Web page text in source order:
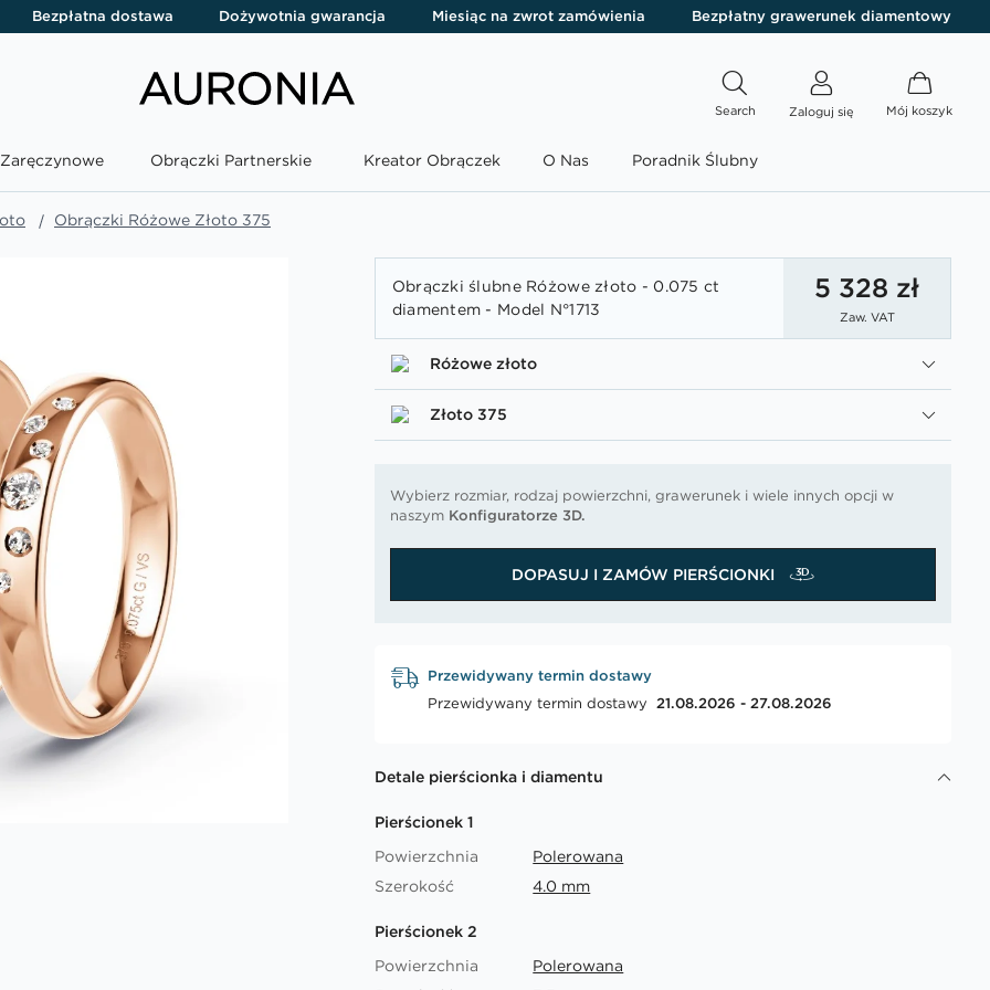
Bezpłatna dostawa Dożywotnia gwarancja Miesiąc na zwrot zamówienia Bezpłatny grawerunek diamentowy
Search Zaloguj się Mój koszyk
Obrączki Partnerskie Kreator Obrączek O Nas Poradnik Ślubny
Obrączki Różowe Złoto 375
Obrączki ślubne Różowe złoto - 0.075 ct
diamentem - Model N°1713
5 328 zł
Zaw. VAT
Różowe złoto
Złoto 375
Wybierz rozmiar, rodzaj powierzchni, grawerunek i wiele innych opcji w
naszym Konfiguratorze 3D.
DOPASUJ I ZAMÓW PIERŚCIONKI
Przewidywany termin dostawy
Przewidywany termin dostawy 21.08.2026 - 27.08.2026
Detale pierścionka i diamentu
Pierścionek 1
Powierzchnia
Polerowana
Szerokość
4.0 mm
Pierścionek 2
Powierzchnia
Polerowana